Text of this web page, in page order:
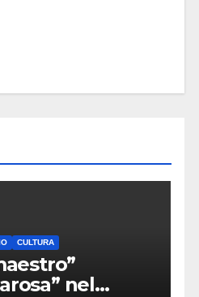
CULTURA
nel